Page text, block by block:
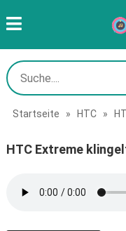
Startseite » HTC »
HTC Extreme